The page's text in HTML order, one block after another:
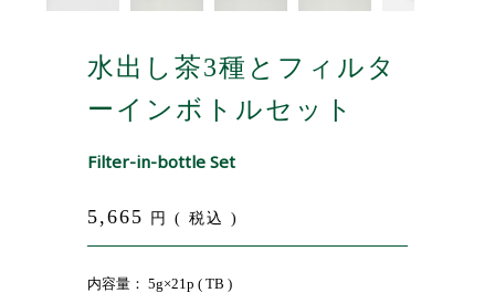
水出し茶3種とフィルタ
ーインボトルセット
Filter-in-bottle Set
5,665 円 ( 税込 )
内容量： 5g×21p ( TB )